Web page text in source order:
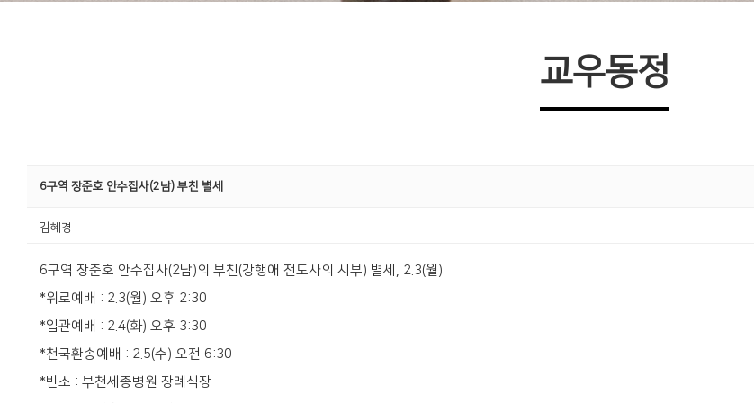
교우동정
6구역 장준호 안수집사(2남) 부친 별세
김혜경
6구역 장준호 안수집사(2남)의 부친(강행애 전도사의 시부) 별세, 2.3(월)
*위로예배 : 2.3(월) 오후 2:30
*입관예배 : 2.4(화) 오후 3:30
*천국환송예배 : 2.5(수) 오전 6:30
*빈소 : 부천세종병원 장례식장